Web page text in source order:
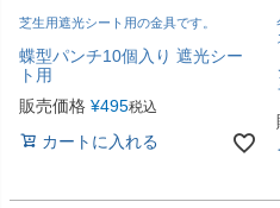
芝生用遮光シート用の金具です。
蝶型パンチ10個入り 遮光シー
ト用
販売価格 ¥495税込
カートに入れる